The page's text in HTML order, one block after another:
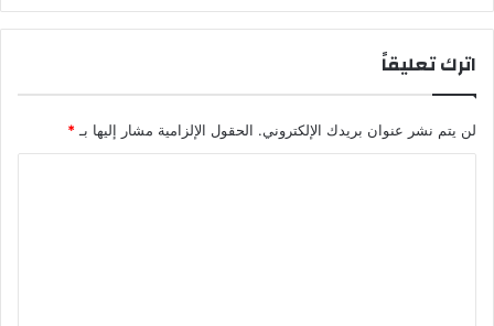
اترك تعليقاً
لن يتم نشر عنوان بريدك الإلكتروني. الحقول الإلزامية مشار إليها بـ *